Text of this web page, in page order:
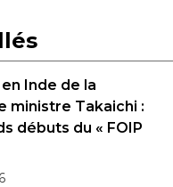
Inde de la
ministre Takaichi :
débuts du « FOIP